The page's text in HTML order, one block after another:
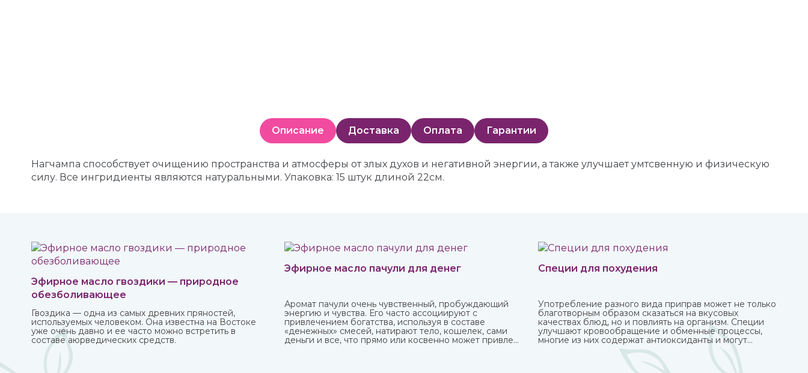
Описание Доставка Оплата Гарантии
Нагчампа способствует очищению пространства и атмосферы от злых духов и негативной энергии, а также улучшает умтсвенную и физическую
силу. Все ингридиенты являются натуральными. Упаковка: 15 штук длиной 22см.
Эфирное масло гвоздики — природное
обезболивающее
Гвоздика — одна из самых древних пряностей,
используемых человеком. Она известна на Востоке
уже очень давно и ее часто можно встретить в
составе аюрведических средств.
Эфирное масло пачули для денег
Аромат пачули очень чувственный, пробуждающий
энергию и чувства. Его часто ассоциируют с
привлечением богатства, используя в составе
«денежных» смесей, натирают тело, кошелек, сами
деньги и все, что прямо или косвенно может привлечь
Специи для похудения
Употребление разного вида приправ может не только
благотворным образом сказаться на вкусовых
качествах блюд, но и повлиять на организм. Специи
улучшают кровообращение и обменные процессы,
многие из них содержат антиоксиданты и могут
защитить от болезней, придать сил и энергии.
Различные приправы, в том числе чисто восточные, вы
можете купить в интернет-магазине ИндоКитай.